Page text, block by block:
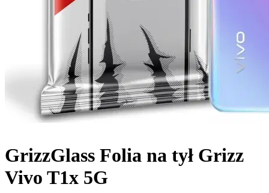
GrizzGlass Folia na tył Grizz
Vivo T1x 5G